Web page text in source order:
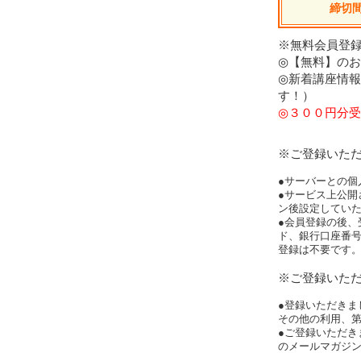
締切
※無料会員登
◎【無料】の
◎新着講座情
す！）
◎３００円分
※ご登録いた
●サーバーとの個
●サービス上公
ン後設定してい
●会員登録の後
ド、銀行口座番
登録は不要です。
※ご登録いた
●登録いただき
その他の利用、
●ご登録いただ
のメールマガジ